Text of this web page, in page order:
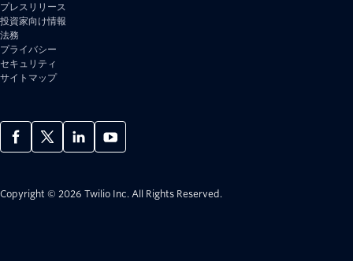
プレスリリース
投資家向け情報
法務
プライバシー
セキュリティ
サイトマップ
Copyright © 2026 Twilio Inc. All Rights Reserved.